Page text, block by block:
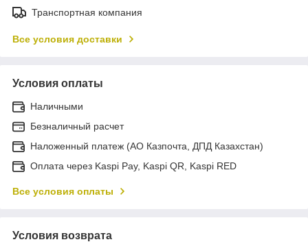
Транспортная компания
Все условия доставки
Условия оплаты
Наличными
Безналичный расчет
Наложенный платеж (АО Казпочта, ДПД Казахстан)
Оплата через Kaspi Pay, Kaspi QR, Kaspi RED
Все условия оплаты
Условия возврата